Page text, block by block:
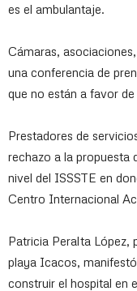
es el ambulantaje.
Cámaras,
una conferencia de
que no están a favor
Prestadores de
rechazo a la propuesta
nivel del ISSSTE en
Centro Internacional
Patricia Peralta López,
playa Icacos,
construir el hospital en